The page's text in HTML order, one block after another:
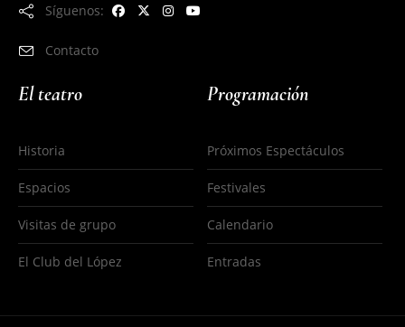
Síguenos:
Contacto
El teatro
Historia
Espacios
Visitas de grupo
El Club del López
Programación
Próximos Espectáculos
Festivales
Calendario
Entradas